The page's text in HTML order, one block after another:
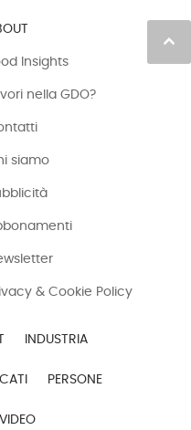
keyboard_arrow_up
Insights
nella GDO?
siamo
& Cookie Policy
INDUSTRIA
PERSONE
VIDEO